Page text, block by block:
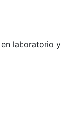
laboratorio y